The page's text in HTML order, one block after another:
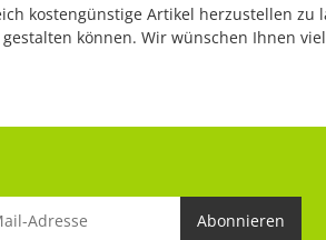
kostengünstige Artikel herzustellen zu
können. Wir wünschen Ihnen
Abonnieren